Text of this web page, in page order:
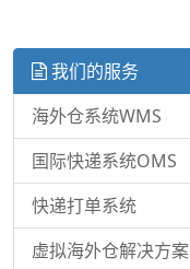
我们的服务
海外仓系统WMS
国际快递系统OMS
快递打单系统
虚拟海外仓解决方案